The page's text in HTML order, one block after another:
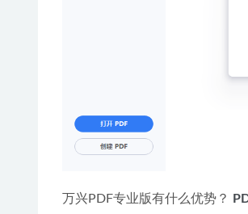
万兴PDF专业版有什么优势？